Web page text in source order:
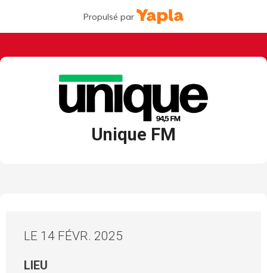
Propulsé par
Unique FM
LE 14 FÉVR. 2025
LIEU